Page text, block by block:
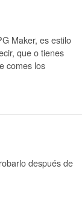
Maker, es estilo
que o tienes
comes los
después de